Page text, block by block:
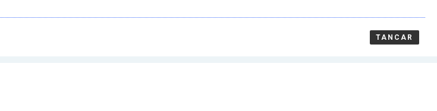
TANCAR